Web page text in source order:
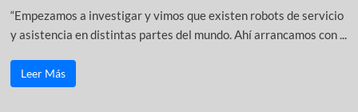
“Empezamos a investigar y vimos que existen robots de servicio
y asistencia en distintas partes del mundo. Ahí arrancamos con ...
Leer Más